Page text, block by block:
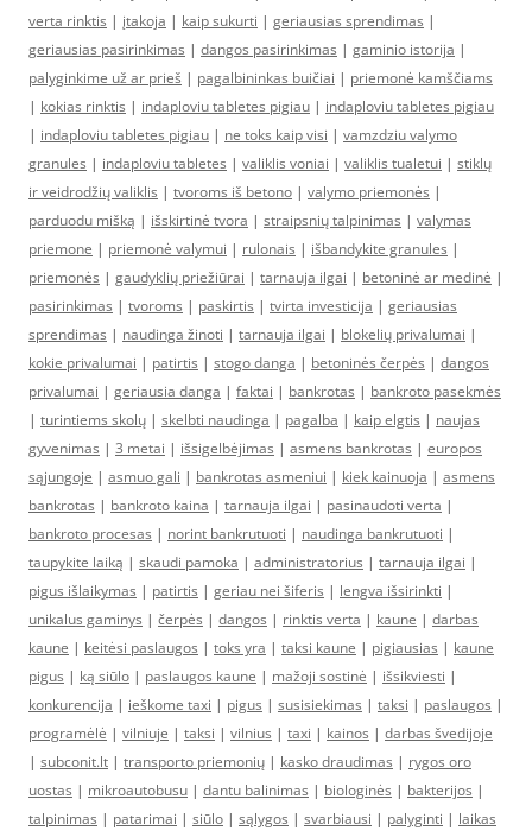
verta rinktis | įtakoja | kaip sukurti | geriausias sprendimas |
geriausias pasirinkimas | dangos pasirinkimas | gaminio istorija |
palyginkime už ar prieš | pagalbininkas buičiai | priemonė kamščiams
| kokias rinktis | indaploviu tabletes pigiau | indaploviu tabletes pigiau
| indaploviu tabletes pigiau | ne toks kaip visi | vamzdziu valymo
granules | indaploviu tabletes | valiklis voniai | valiklis tualetui | stiklų
ir veidrodžių valiklis | tvoroms iš betono | valymo priemonės |
parduodu mišką | išskirtinė tvora | straipsnių talpinimas | valymas
priemone | priemonė valymui | rulonais | išbandykite granules |
priemonės | gaudyklių priežiūrai | tarnauja ilgai | betoninė ar medinė |
pasirinkimas | tvoroms | paskirtis | tvirta investicija | geriausias
sprendimas | naudinga žinoti | tarnauja ilgai | blokelių privalumai |
kokie privalumai | patirtis | stogo danga | betoninės čerpės | dangos
privalumai | geriausia danga | faktai | bankrotas | bankroto pasekmės
| turintiems skolų | skelbti naudinga | pagalba | kaip elgtis | naujas
gyvenimas | 3 metai | išsigelbėjimas | asmens bankrotas | europos
sąjungoje | asmuo gali | bankrotas asmeniui | kiek kainuoja | asmens
bankrotas | bankroto kaina | tarnauja ilgai | pasinaudoti verta |
bankroto procesas | norint bankrutuoti | naudinga bankrutuoti |
taupykite laiką | skaudi pamoka | administratorius | tarnauja ilgai |
pigus išlaikymas | patirtis | geriau nei šiferis | lengva išsirinkti |
unikalus gaminys | čerpės | dangos | rinktis verta | kaune | darbas
kaune | keitėsi paslaugos | toks yra | taksi kaune | pigiausias | kaune
pigus | ką siūlo | paslaugos kaune | mažoji sostinė | išsikviesti |
konkurencija | ieškome taxi | pigus | susisiekimas | taksi | paslaugos |
programėlė | vilniuje | taksi | vilnius | taxi | kainos | darbas švedijoje
| subconit.lt | transporto priemonių | kasko draudimas | rygos oro
uostas | mikroautobusu | dantu balinimas | biologinės | bakterijos |
talpinimas | patarimai | siūlo | sąlygos | svarbiausi | palyginti | laikas